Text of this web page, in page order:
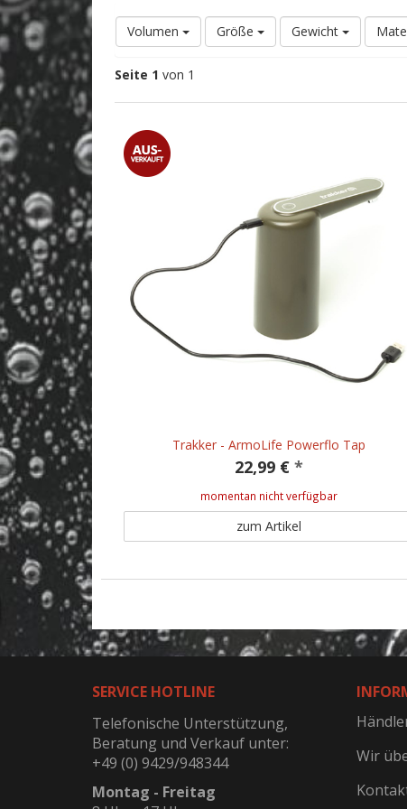
Volumen Größe Gewicht
Seite 1 von 1
Trakker - ArmoLife Powerflo Tap
22,99 € *
momentan nicht verfügbar
zum Artikel
SERVICE HOTLINE
Telefonische Unterstützung,
Beratung und Verkauf unter:
+49 (0) 9429/948344
Montag - Freitag
Wir